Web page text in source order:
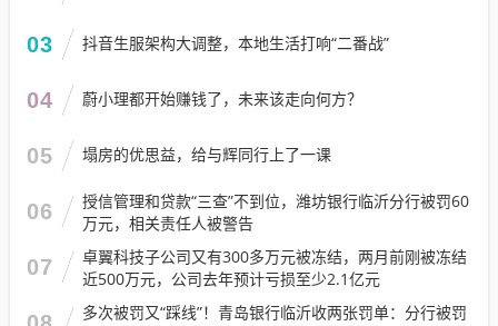
03 抖音生服架构大调整，本地生活打响“二番战”
04 蔚小理都开始赚钱了，未来该走向何方？
05 塌房的优思益，给与辉同行上了一课
06
授信管理和贷款“三查”不到位，潍坊银行临沂分行被罚60
万元，相关责任人被警告
07
卓翼科技子公司又有300多万元被冻结，两月前刚被冻结
近500万元，公司去年预计亏损至少2.1亿元
多次被罚又“踩线”！青岛银行临沂收两张罚单：分行被罚